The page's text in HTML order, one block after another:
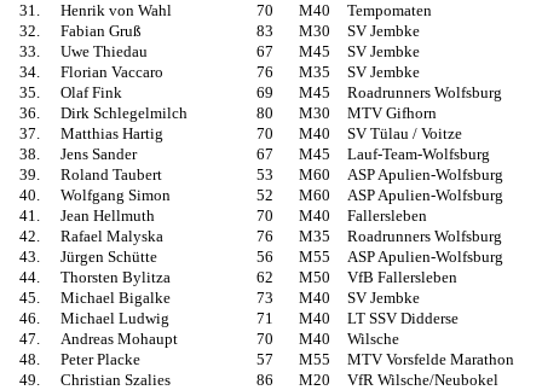
31.
Henrik von Wahl 70 M40
Tempomaten
32.
Fabian Gruß 83 M30
SV Jembke
33.
Uwe Thiedau 67 M45
SV Jembke
34.
Florian Vaccaro 76 M35
SV Jembke
35.
Olaf Fink 69 M45
Roadrunners Wolfsburg
36.
Dirk Schlegelmilch 80 M30
MTV Gifhorn
37.
Matthias Hartig 70 M40
SV Tülau / Voitze
38.
Jens Sander 67 M45
Lauf-Team-Wolfsburg
39.
Roland Taubert 53 M60
ASP Apulien-Wolfsburg
40.
Wolfgang Simon 52 M60
ASP Apulien-Wolfsburg
41.
Jean Hellmuth 70 M40
Fallersleben
42.
Rafael Malyska 76 M35
Roadrunners Wolfsburg
43.
Jürgen Schütte 56 M55
ASP Apulien-Wolfsburg
44.
Thorsten Bylitza 62 M50
VfB Fallersleben
45.
Michael Bigalke 73 M40
SV Jembke
46.
Michael Ludwig 71 M40
LT SSV Didderse
47.
Andreas Mohaupt 70 M40
Wilsche
48.
Peter Placke 57 M55
MTV Vorsfelde Marathon
49.
Christian Szalies 86 M20
VfR Wilsche/Neubokel